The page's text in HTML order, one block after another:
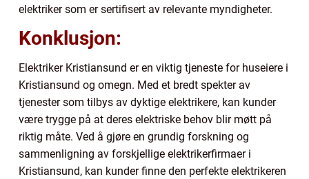
elektriker som er sertifisert av relevante myndigheter.
Konklusjon:
Elektriker Kristiansund er en viktig tjeneste for huseiere i
Kristiansund og omegn. Med et bredt spekter av
tjenester som tilbys av dyktige elektrikere, kan kunder
være trygge på at deres elektriske behov blir møtt på
riktig måte. Ved å gjøre en grundig forskning og
sammenligning av forskjellige elektrikerfirmaer i
Kristiansund, kan kunder finne den perfekte elektrikeren